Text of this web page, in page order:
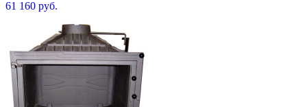
61 160 руб.